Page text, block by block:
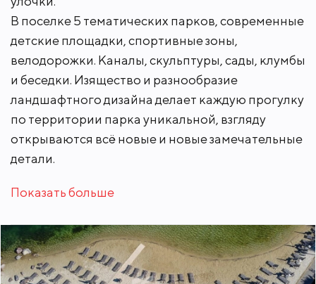
В поселке 5 тематических парков, современные
детские площадки, спортивные зоны,
велодорожки. Каналы, скульптуры, сады, клумбы
и беседки. Изящество и разнообразие
ландшафтного дизайна делает каждую прогулку
по территории парка уникальной, взгляду
открываются всё новые и новые замечательные
детали.
Показать больше